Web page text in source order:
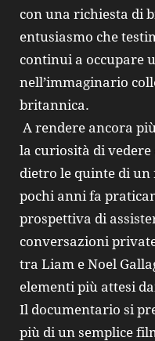
con una richiesta di
entusiasmo che
continui a occupare
nell’immaginario
britannica.
A rendere ancora
la curiosità di
dietro le quinte di
pochi anni fa
prospettiva di
conversazioni
tra Liam e Noel
elementi più attesi
Il documentario si
più di un semplice